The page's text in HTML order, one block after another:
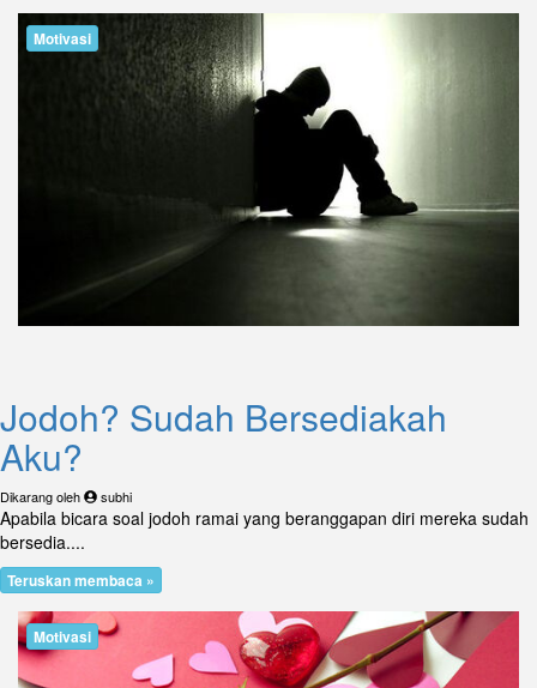
Motivasi
Jodoh? Sudah Bersediakah
Aku?
Dikarang oleh subhi
Apabila bicara soal jodoh ramai yang beranggapan diri mereka sudah
bersedia....
Teruskan membaca »
Motivasi